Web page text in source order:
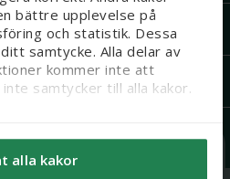
bättre upplevelse på
och statistik. Dessa
samtycke. Alla delar av
kommer inte att
samtycker till alla kakor.
kakor, eftersom vi bl. a.
produkter som receptfria
alla kakor